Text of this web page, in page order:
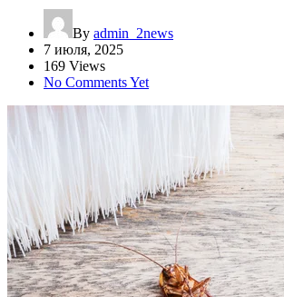
By admin_2news
7 июля, 2025
169 Views
No Comments Yet